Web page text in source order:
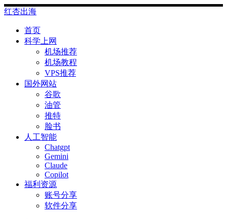
Skip
to
content
红杏出海
首页
科学上网
机场推荐
机场教程
VPS推荐
国外网站
谷歌
油管
推特
脸书
人工智能
Chatgpt
‎Gemini
Claude
Copilot
福利资源
账号分享
软件分享